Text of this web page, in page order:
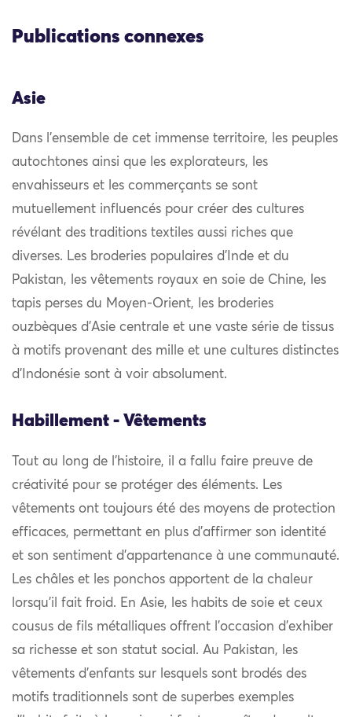
Publications connexes
Asie
Dans l’ensemble de cet immense territoire, les peuples
autochtones ainsi que les explorateurs, les
envahisseurs et les commerçants se sont
mutuellement influencés pour créer des cultures
révélant des traditions textiles aussi riches que
diverses. Les broderies populaires d’Inde et du
Pakistan, les vêtements royaux en soie de Chine, les
tapis perses du Moyen-Orient, les broderies
ouzbèques d’Asie centrale et une vaste série de tissus
à motifs provenant des mille et une cultures distinctes
d’Indonésie sont à voir absolument.
Habillement - Vêtements
Tout au long de l’histoire, il a fallu faire preuve de
créativité pour se protéger des éléments. Les
vêtements ont toujours été des moyens de protection
efficaces, permettant en plus d’affirmer son identité
et son sentiment d’appartenance à une communauté.
Les châles et les ponchos apportent de la chaleur
lorsqu’il fait froid. En Asie, les habits de soie et ceux
cousus de fils métalliques offrent l’occasion d’exhiber
sa richesse et son statut social. Au Pakistan, les
vêtements d’enfants sur lesquels sont brodés des
motifs traditionnels sont de superbes exemples